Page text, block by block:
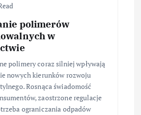
polimerów
w
polimery coraz silniej wpływają
nowych kierunków rozwoju
Rosnąca świadomość
zaostrzone regulacje
ograniczania odpadów